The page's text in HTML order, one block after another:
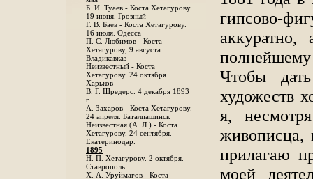
Б. И. Туаев - Коста Хетагурову.
19 июня. Грозный
Г. В. Баев - Коста Хетагурову.
16 июля. Одесса
П. С. Любимов - Коста
Хетагурову, 9 августа.
Владикавказ
Неизвестный - Коста
Хетагурову. 24 октября.
Харьков
B. Г. Шредерс. 4 декабря 1893
г.
А. Захаров - Коста Хетагурову.
24 апреля. Баталпашинск
Неизвестная (А. Л.) - Коста
Хетагурову. 24 сентября.
Екатеринодар.
1895
Н. П. Хетагурову. 2 октября.
Ставрополь
X. А. Уруймагов - Коста
гипсово-
Чтобы
художеств
я,
живописца,
прилагаю
моей